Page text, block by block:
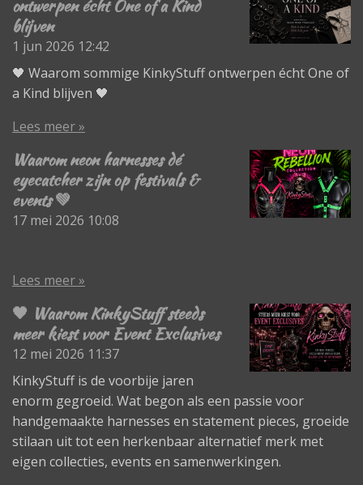
ontwerpen écht One of a Kind
blijven
1 jun 2026 12:42
🖤 Waarom sommige KinkyStuff ontwerpen écht One of
a Kind blijven 🖤
Lees meer »
Waarom neon harnesses dé
eyecatcher zijn op festivals &
events 💚
17 mei 2026 10:08
Lees meer »
🖤 Waarom KinkyStuff steeds
meer kiest voor Event Exclusives
12 mei 2026 11:37
KinkyStuff is de voorbije jaren
enorm gegroeid. Wat begon als een passie voor
handgemaakte harnesses en statement pieces, groeide
stilaan uit tot een herkenbaar alternatief merk met
eigen collecties, events en samenwerkingen.